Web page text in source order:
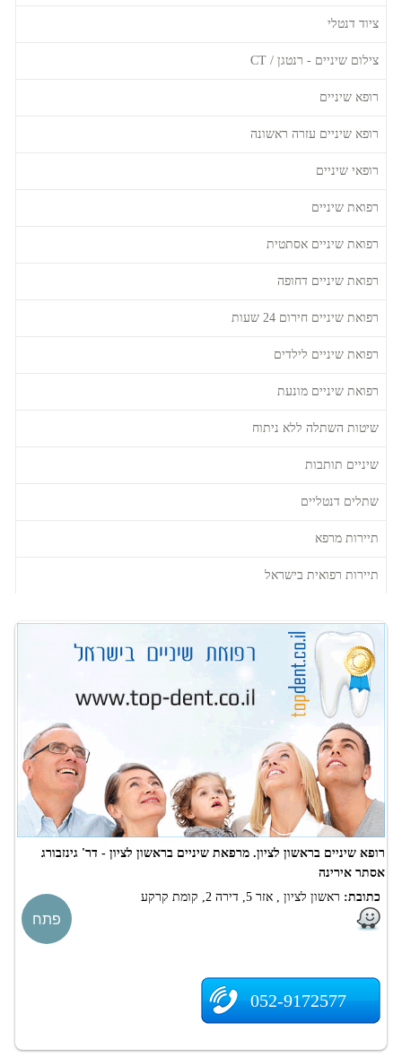
ציוד דנטלי
צילום שיניים - רנטגן / CT
רופא שיניים
רופא שיניים עזרה ראשונה
רופאי שיניים
רפואת שיניים
רפואת שיניים אסתטית
רפואת שיניים דחופה
רפואת שיניים חירום 24 שעות
רפואת שיניים לילדים
רפואת שיניים מונעת
שיטות השתלה ללא ניתוח
שיניים תותבות
שתלים דנטליים
תיירות מרפא
תיירות רפואית בישראל
רופא שיניים בראשון לציון. מרפאת שיניים בראשון לציון - דר' גינזבורג
אסתר אירינה
כתובת: ראשון לציון , אזר 5, דירה 2, קומת קרקע
052-9172577
פתח